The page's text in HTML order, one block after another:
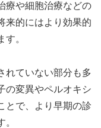
療や細胞治療などの
来的にはより効果的
。
れていない部分も多
の変異やペルオキシ
とで、より早期の診